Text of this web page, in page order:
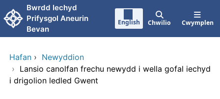
Neidio i'r prif gynnwy
Bwrdd Iechyd
Prifysgol Aneurin
Bevan
English Chwilio Cwymplen
Hafan › Newyddion
› Lansio canolfan frechu newydd i wella gofal iechyd
i drigolion ledled Gwent